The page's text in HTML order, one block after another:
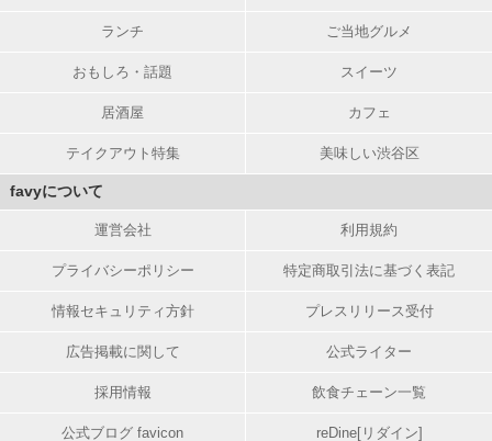
ランチ ご当地グルメ
おもしろ・話題 スイーツ
居酒屋 カフェ
テイクアウト特集 美味しい渋谷区
favyについて
運営会社 利用規約
プライバシーポリシー 特定商取引法に基づく表記
情報セキュリティ方針 プレスリリース受付
広告掲載に関して 公式ライター
採用情報 飲食チェーン一覧
公式ブログ favicon reDine[リダイン]